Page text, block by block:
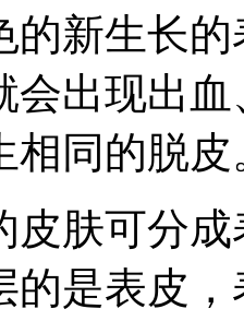
的新生长
会出现出
相同的脱皮
肤可分成
的是表皮